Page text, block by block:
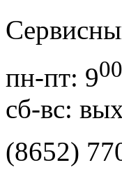
пн-пт: 900
сб-вс:
(8652)